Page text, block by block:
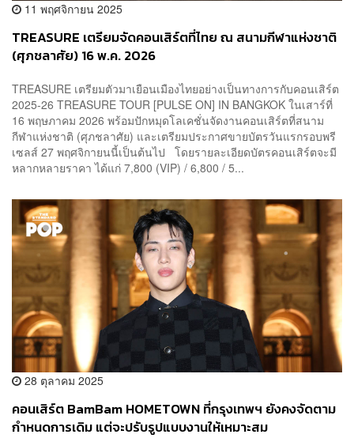
11 พฤศจิกายน 2025
TREASURE เตรียมจัดคอนเสิร์ตที่ไทย ณ สนามกีฬาแห่งชาติ
(ศุภชลาศัย) 16 พ.ค. 2026
TREASURE เตรียมตัวมาเยือนเมืองไทยอย่างเป็นทางการกับคอนเสิร์ต
2025-26 TREASURE TOUR [PULSE ON] IN BANGKOK ในเสาร์ที่
16 พฤษภาคม 2026 พร้อมปักหมุดโลเคชั่นจัดงานคอนเสิร์ตที่สนาม
กีฬาแห่งชาติ (ศุภชลาศัย) และเตรียมประกาศขายบัตรวันแรกรอบพรี
เซลส์ 27 พฤศจิกายนนี้เป็นต้นไป โดยรายละเอียดบัตรคอนเสิร์ตจะมี
หลากหลายราคา ได้แก่ 7,800 (VIP) / 6,800 / 5...
28 ตุลาคม 2025
คอนเสิร์ต BamBam HOMETOWN ที่กรุงเทพฯ ยังคงจัดตาม
กำหนดการเดิม แต่จะปรับรูปแบบงานให้เหมาะสม